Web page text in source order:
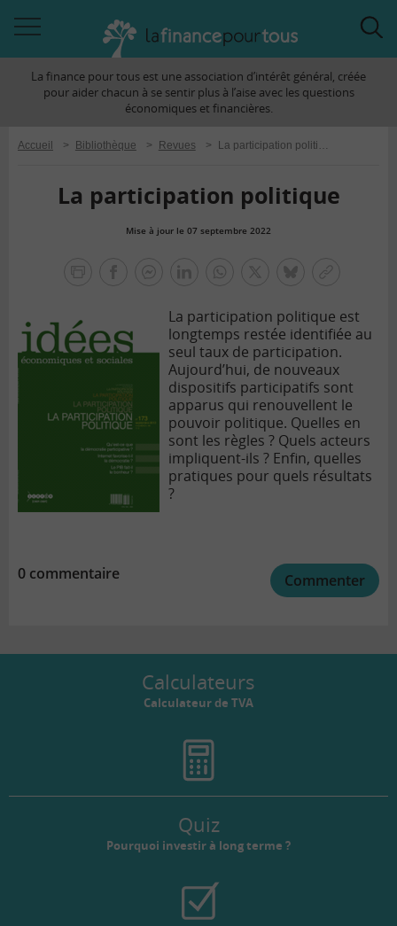
àLa finance pour tous est une association d’intérêt général, créée
pour aider chacun à se sentir plus à l’aise avec les questions
économiques et financières.
Accueil > Bibliothèque > Revues > La participation politique
La participation politique
Mise à jour le 07 septembre 2022
lien
La participation politique est
longtemps restée identifiée au
seul taux de participation.
Aujourd’hui, de nouveaux
dispositifs participatifs sont
apparus qui renouvellent le
pouvoir politique. Quelles en
sont les règles ? Quels acteurs
impliquent-ils ? Enfin, quelles
pratiques pour quels résultats
?
0 commentaire Commenter
Calculateurs
Calculateur de TVA
Quiz
Pourquoi investir à long terme ?